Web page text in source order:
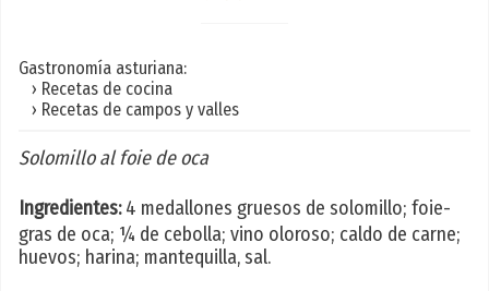
Gastronomía asturiana:
› Recetas de cocina
› Recetas de campos y valles
Solomillo al foie de oca
Ingredientes:4 medallones gruesos de solomillo; foie-
gras de oca; ¼ de cebolla; vino oloroso; caldo de carne;
huevos; harina; mantequilla, sal.